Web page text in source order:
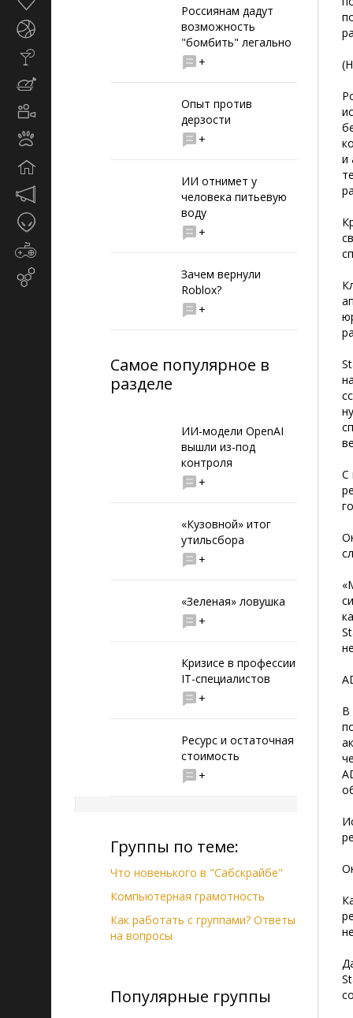
Россиянам дадут
возможность
"бомбить" легально
+
Опыт против
дерзости
+
ИИ отнимет у
человека питьевую
воду
+
Зачем вернули
Roblox?
+
Самое популярное в
разделе
ИИ-модели OpenAI
вышли из-под
контроля
+
«Кузовной» итог
утильсбора
+
«Зеленая» ловушка
+
Кризисе в профессии
IT-специалистов
+
Ресурс и остаточная
стоимость
+
Группы по теме:
Что новенького в "Сабскрайбе"
Компьютерная грамотность
Как работать с группами? Ответы
на вопросы
Популярные группы
и
С
В